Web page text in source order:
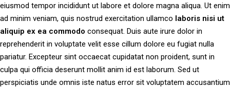
eiusmod tempor incididunt ut labore et dolore magna aliqua. Ut enim
ad minim veniam, quis nostrud exercitation ullamco laboris nisi ut
aliquip ex ea commodo consequat. Duis aute irure dolor in
reprehenderit in voluptate velit esse cillum dolore eu fugiat nulla
pariatur. Excepteur sint occaecat cupidatat non proident, sunt in
culpa qui officia deserunt mollit anim id est laborum. Sed ut
perspiciatis unde omnis iste natus error sit voluptatem accusantium